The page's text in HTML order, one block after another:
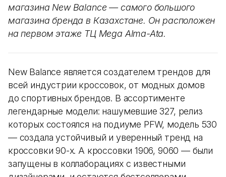
магазина New Balance — самого большого
магазина бренда в Казахстане. Он расположен
на первом этаже ТЦ Mega Alma-Ata.
New Balance является создателем трендов для
всей индустрии кроссовок, от модных домов
до спортивных брендов. В ассортименте
легендарные модели: нашумевшие 327, релиз
которых состоялся на подиуме PFW, модель 530
— создала устойчивый и уверенный тренд на
кроссовки 90-х. А кроссовки 1906, 9060 — были
запущены в коллаборациях с известными